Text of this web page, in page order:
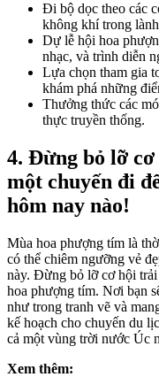
Đi bộ dọc theo các
không khí trong
Dự lễ hội hoa
nhạc, và trình diễn
Lựa chọn tham gia
khám phá những
Thưởng thức các
thực truyền thống.
4. Đừng bỏ lỡ
một chuyến đi
hôm nay nào!
Mùa hoa phượng tím là
có thể chiêm ngưỡng vẻ
này. Đừng bỏ lỡ cơ hội
hoa phượng tím. Nơi bạn
như trong tranh vẽ và
kế hoạch cho chuyến du
cả một vùng trời nước Úc
Xem thêm: